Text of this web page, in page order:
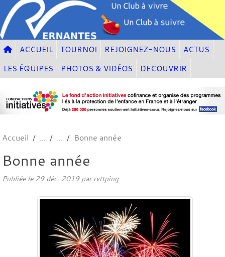
ACCUEIL TOURNOI REJOIGNEZ-NOUS
ACTUS
LES ÉQUIPES
PHOTOS & VIDÉOS DECOUVRIR
Accueil Bonne année
Bonne année
Publiée le 29 déc. 2019parrvttping
Panneau de gestion des cookies